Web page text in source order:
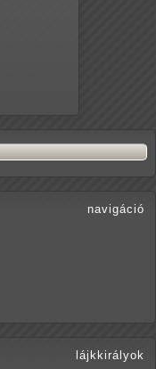
navigáció
lájkkirályok